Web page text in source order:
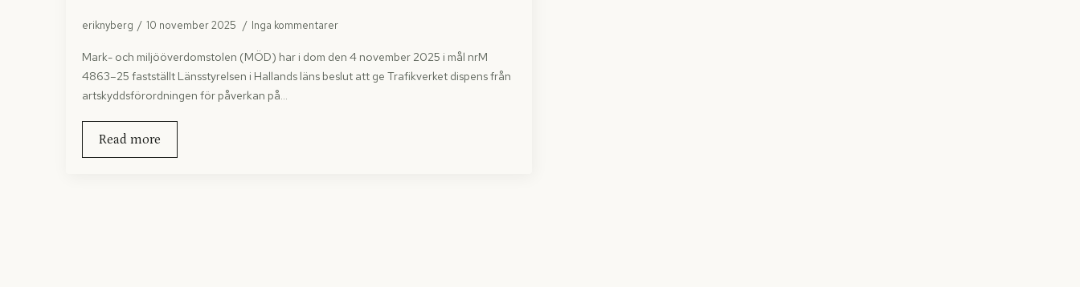
eriknyberg 10 november 2025 Inga kommentarer
Mark- och miljööverdomstolen (MÖD) har i dom den 4 november 2025 i mål nrM
4863–25 fastställt Länsstyrelsen i Hallands läns beslut att ge Trafikverket dispens från
artskyddsförordningen för påverkan på…
Read more